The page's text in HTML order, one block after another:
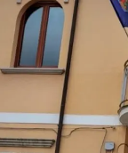
CULTURA
ECONOMIA E
EVENTI
SPORT